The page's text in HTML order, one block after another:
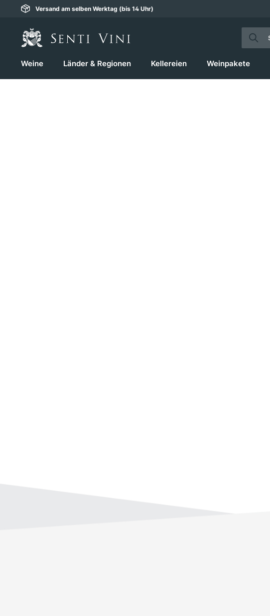
Zur Hauptnavigation springen
Versand am selben Werktag (bis 14 Uhr)
Weine Länder & Regionen Kellereien Weinpakete